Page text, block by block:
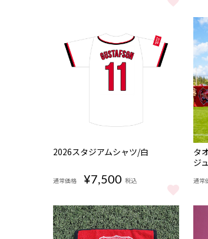
URAWA REDSバス ラムネ缶 (トップ) をも
2026スタジアムシャツ/白
通常価格 ¥7,500 税込
2026スタジアムシャツ/白 をもっと見る
期間
販売
タ
ジ
通常